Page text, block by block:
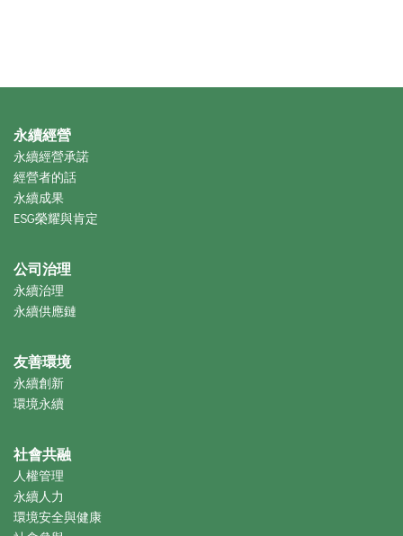
永續經營
永續經營承諾
經營者的話
永續成果
ESG榮耀與肯定
公司治理
永續治理
永續供應鏈
友善環境
永續創新
環境永續
社會共融
人權管理
永續人力
環境安全與健康